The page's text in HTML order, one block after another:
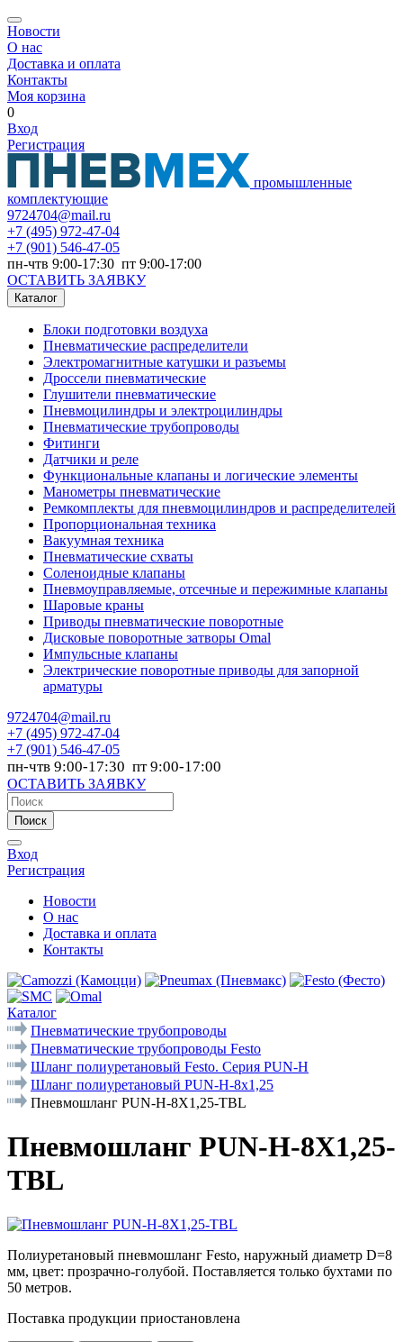
Новости
О нас
Доставка и оплата
Контакты
Моя корзина
0
Вход
Регистрация
промышленные
комплектующие
9724704@mail.ru
+7 (495) 972-47-04
+7 (901) 546-47-05
пн-чтв 9:00-17:30 пт 9:00-17:00
ОСТАВИТЬ ЗАЯВКУ
Каталог
Блоки подготовки воздуха
Пневматические распределители
Электромагнитные катушки и разъемы
Дроссели пневматические
Глушители пневматические
Пневмоцилиндры и электроцилиндры
Пневматические трубопроводы
Фитинги
Датчики и реле
Функциональные клапаны и логические элементы
Манометры пневматические
Ремкомплекты для пневмоцилиндров и распределителей
Пропорциональная техника
Вакуумная техника
Пневматические схваты
Соленоидные клапаны
Пневмоуправляемые, отсечные и пережимные клапаны
Шаровые краны
Приводы пневматические поворотные
Дисковые поворотные затворы Omal
Импульсные клапаны
Электрические поворотные приводы для запорной
арматуры
9724704@mail.ru
+7 (495) 972-47-04
+7 (901) 546-47-05
пн-чтв 9:00-17:30 пт 9:00-17:00
ОСТАВИТЬ ЗАЯВКУ
Поиск
Вход
Регистрация
Новости
О нас
Доставка и оплата
Контакты
Каталог
Пневматические трубопроводы
Пневматические трубопроводы Festo
Шланг полиуретановый Festo. Серия PUN-Н
Шланг полиуретановый PUN-H-8x1,25
Пневмошланг PUN-H-8X1,25-TBL
Пневмошланг PUN-H-8X1,25-
TBL
Полиуретановый пневмошланг Festo, наружный диаметр D=8
мм, цвет: прозрачно-голубой. Поставляется только бухтами по
50 метров.
Поставка продукции приостановлена